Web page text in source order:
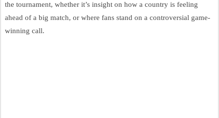
the tournament, whether it’s insight on how a country is feeling
ahead of a big match, or where fans stand on a controversial game-
winning call.